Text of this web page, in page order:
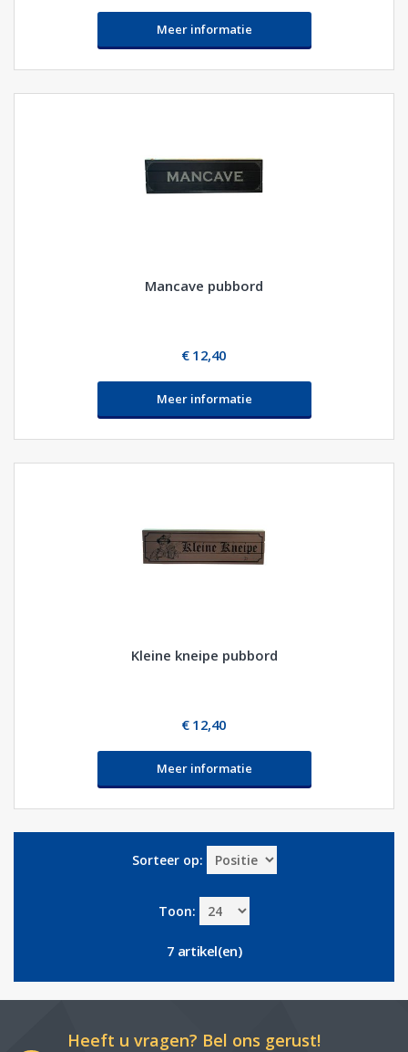
Meer informatie
Mancave pubbord
€ 12,40
Meer informatie
Kleine kneipe pubbord
€ 12,40
Meer informatie
Sorteer op:
Toon:
7 artikel(en)
Heeft u vragen? Bel ons gerust!